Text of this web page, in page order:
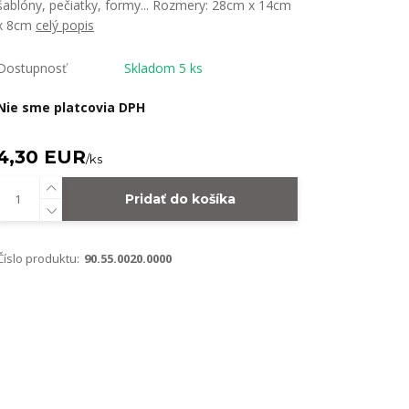
pečiatky, formy... Rozmery: 28cm x 14cm
8cm celý popis
Skladom 5 ks
sme platcovia DPH
EUR/ks
Pridať do košíka
produktu: 90.55.0020.0000